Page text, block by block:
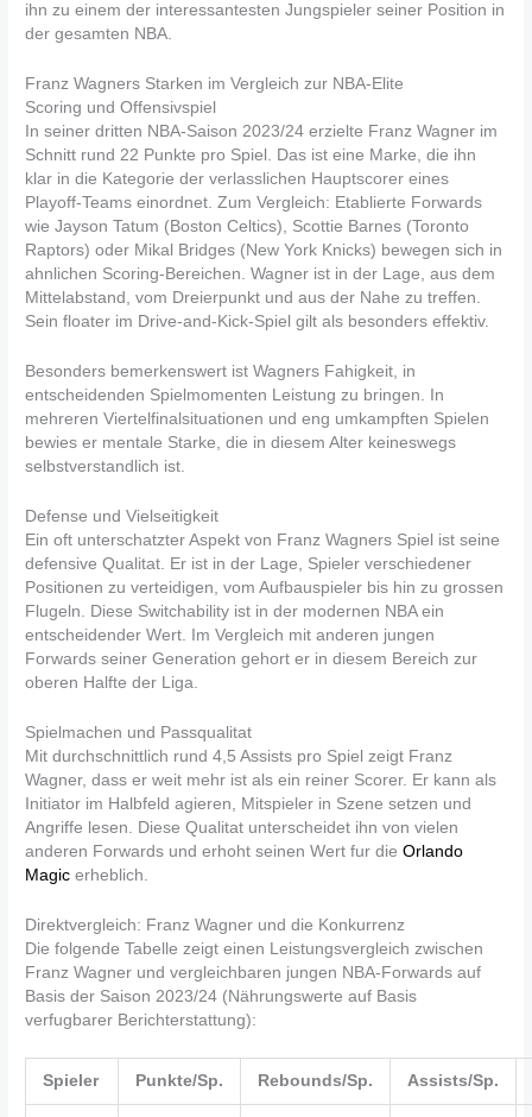
ihn zu einem der interessantesten Jungspieler seiner Position in
der gesamten NBA.
Franz Wagners Starken im Vergleich zur NBA-Elite
Scoring und Offensivspiel
In seiner dritten NBA-Saison 2023/24 erzielte Franz Wagner im
Schnitt rund 22 Punkte pro Spiel. Das ist eine Marke, die ihn
klar in die Kategorie der verlasslichen Hauptscorer eines
Playoff-Teams einordnet. Zum Vergleich: Etablierte Forwards
wie Jayson Tatum (Boston Celtics), Scottie Barnes (Toronto
Raptors) oder Mikal Bridges (New York Knicks) bewegen sich in
ahnlichen Scoring-Bereichen. Wagner ist in der Lage, aus dem
Mittelabstand, vom Dreierpunkt und aus der Nahe zu treffen.
Sein floater im Drive-and-Kick-Spiel gilt als besonders effektiv.
Besonders bemerkenswert ist Wagners Fahigkeit, in
entscheidenden Spielmomenten Leistung zu bringen. In
mehreren Viertelfinalsituationen und eng umkampften Spielen
bewies er mentale Starke, die in diesem Alter keineswegs
selbstverstandlich ist.
Defense und Vielseitigkeit
Ein oft unterschatzter Aspekt von Franz Wagners Spiel ist seine
defensive Qualitat. Er ist in der Lage, Spieler verschiedener
Positionen zu verteidigen, vom Aufbauspieler bis hin zu grossen
Flugeln. Diese Switchability ist in der modernen NBA ein
entscheidender Wert. Im Vergleich mit anderen jungen
Forwards seiner Generation gehort er in diesem Bereich zur
oberen Halfte der Liga.
Spielmachen und Passqualitat
Mit durchschnittlich rund 4,5 Assists pro Spiel zeigt Franz
Wagner, dass er weit mehr ist als ein reiner Scorer. Er kann als
Initiator im Halbfeld agieren, Mitspieler in Szene setzen und
Angriffe lesen. Diese Qualitat unterscheidet ihn von vielen
anderen Forwards und erhoht seinen Wert fur dieOrlando
Magic erheblich.
Direktvergleich: Franz Wagner und die Konkurrenz
Die folgende Tabelle zeigt einen Leistungsvergleich zwischen
Franz Wagner und vergleichbaren jungen NBA-Forwards auf
Basis der Saison 2023/24 (Nährungswerte auf Basis
verfugbarer Berichterstattung):
Spieler Punkte/Sp. Rebounds/Sp. Assists/Sp.